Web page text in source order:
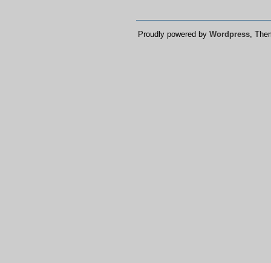
Proudly powered by Wordpress,